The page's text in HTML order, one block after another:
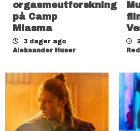
orgasmeutforskning
på Camp
Miasma
3 dager ago
Aleksander Huser